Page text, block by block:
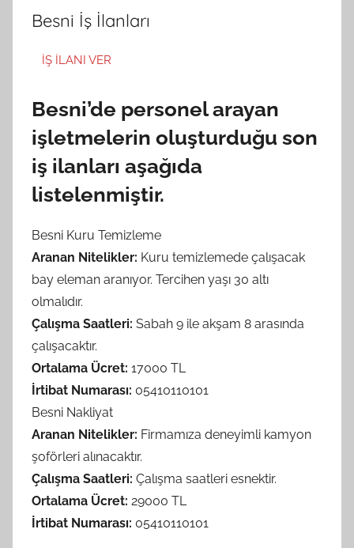
Besni İş İlanları
İŞ İLANI VER
Besni’de personel arayan
işletmelerin oluşturduğu son
iş ilanları aşağıda
listelenmiştir.
Besni Kuru Temizleme
Aranan Nitelikler: Kuru temizlemede çalışacak
bay eleman aranıyor. Tercihen yaşı 30 altı
olmalıdır.
Çalışma Saatleri: Sabah 9 ile akşam 8 arasında
çalışacaktır.
Ortalama Ücret: 17000 TL
İrtibat Numarası: 05410110101
Besni Nakliyat
Aranan Nitelikler: Firmamıza deneyimli kamyon
şoförleri alınacaktır.
Çalışma Saatleri: Çalışma saatleri esnektir.
Ortalama Ücret: 29000 TL
İrtibat Numarası: 05410110101